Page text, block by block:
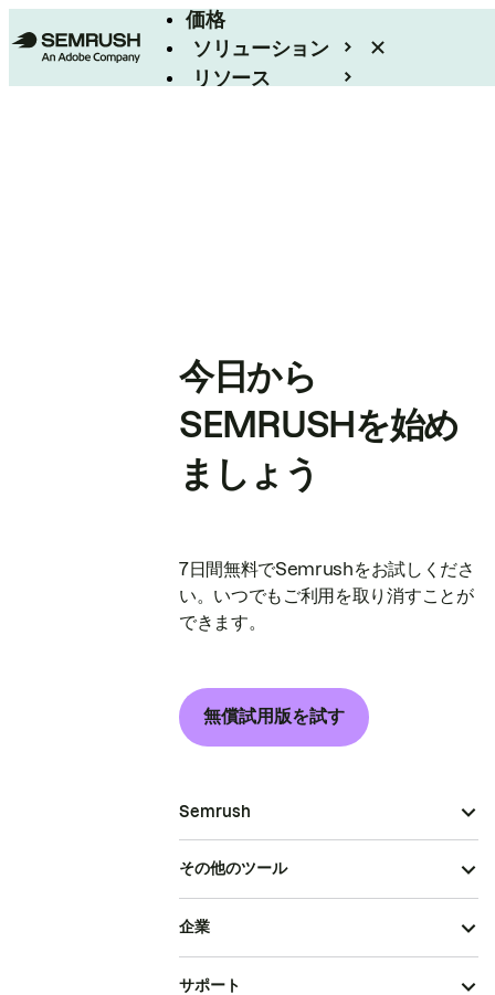
価格
ソリューション
リソース
今日から
SEMRUSHを始め
ましょう
7日間無料でSemrushをお試しくださ
い。いつでもご利用を取り消すことが
できます。
無償試用版を試す
Semrush
その他のツール
企業
サポート